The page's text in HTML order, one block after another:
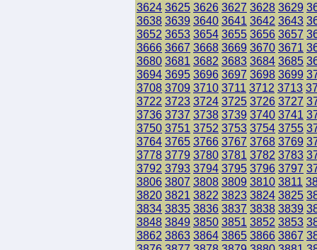
3624 3625 3626 3627 3628 3629
3638 3639 3640 3641 3642 3643
3652 3653 3654 3655 3656 3657
3666 3667 3668 3669 3670 3671
3680 3681 3682 3683 3684 3685
3694 3695 3696 3697 3698 3699
3708 3709 3710 3711 3712 3713
3722 3723 3724 3725 3726 3727
3736 3737 3738 3739 3740 3741
3750 3751 3752 3753 3754 3755
3764 3765 3766 3767 3768 3769
3778 3779 3780 3781 3782 3783
3792 3793 3794 3795 3796 3797
3806 3807 3808 3809 3810 3811
3820 3821 3822 3823 3824 3825
3834 3835 3836 3837 3838 3839
3848 3849 3850 3851 3852 3853
3862 3863 3864 3865 3866 3867